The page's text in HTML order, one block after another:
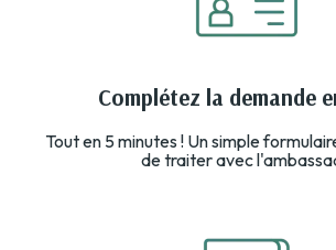
Complétez la demande
Tout en 5 minutes ! Un simple
de traiter avec